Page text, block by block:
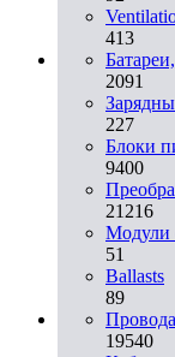
413
2091
227
Блоки
9400
21216
Модули
51
Ballasts
89
Провода
19540